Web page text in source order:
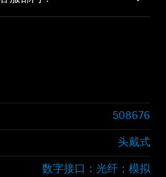
508676
头戴式
数字接口：光纤；模拟